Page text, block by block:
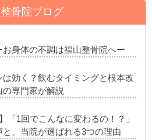
骨院ブログ
お身体の不調は福山整骨院へー
効く？飲むタイミングと根本改
専門家が解説
「1回でこんなに変わるの！？」
、当院が選ばれる3つの理由